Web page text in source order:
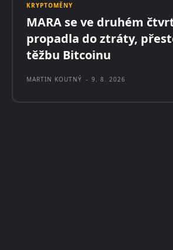
KRYPTOMĚNY
MARA se ve druhém
propadla do ztráty,
těžbu Bitcoinu
MARTIN KOUTNÝ - 9. 8. 2026